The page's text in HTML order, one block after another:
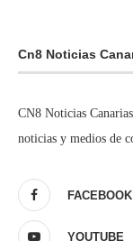
Cn8 Noticias
CN8 Noticias
noticias y medios de
FACEBOOK
YOUTUBE